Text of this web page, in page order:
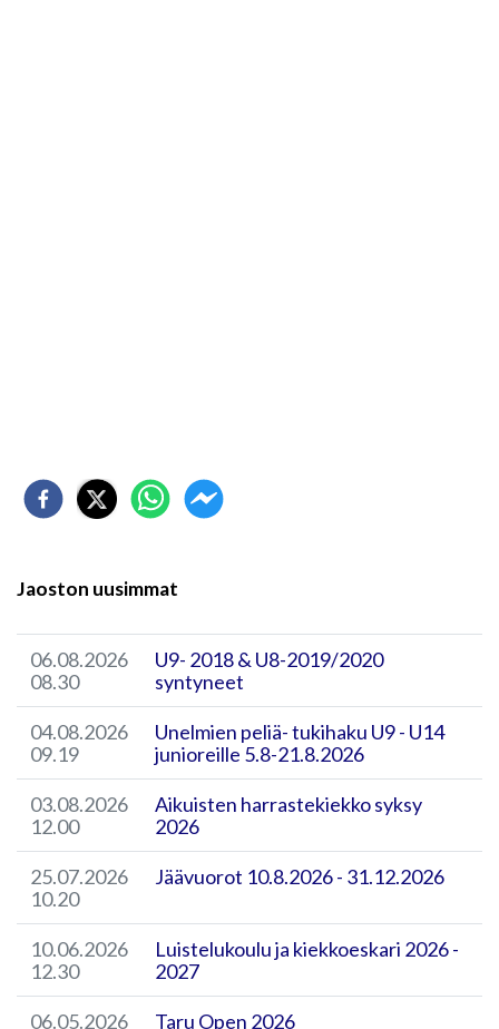
Jaoston uusimmat
06.08.2026
08.30
U9- 2018 & U8-2019/2020
syntyneet
04.08.2026
09.19
Unelmien peliä- tukihaku U9 - U14
junioreille 5.8-21.8.2026
03.08.2026
12.00
Aikuisten harrastekiekko syksy
2026
25.07.2026
10.20
Jäävuorot 10.8.2026 - 31.12.2026
10.06.2026
12.30
Luistelukoulu ja kiekkoeskari 2026 -
2027
06.05.2026
Taru Open 2026